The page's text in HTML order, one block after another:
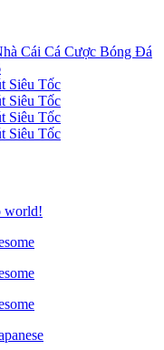
Cái Cá Cược Bóng Đá
Siêu Tốc
Siêu Tốc
Siêu Tốc
Siêu Tốc
world!